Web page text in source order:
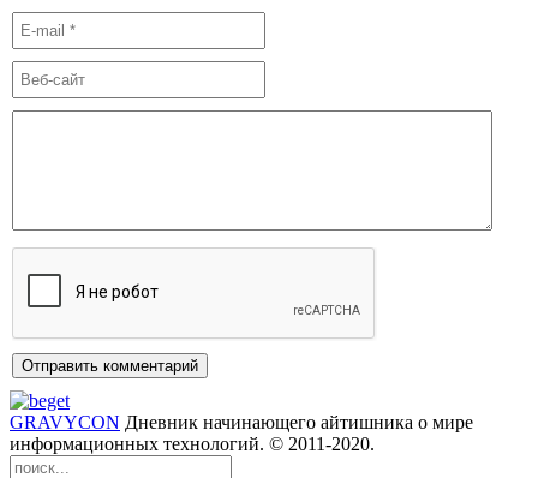
GRAVYCON Дневник начинающего айтишника о мире
информационных технологий. © 2011-2020.